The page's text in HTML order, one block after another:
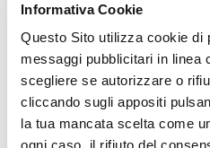
Informativa Cookie
Questo Sito utilizza cookie di
messaggi pubblicitari in linea
scegliere se autorizzare o
cliccando sugli appositi
la tua mancata scelta come
ogni caso, il rifiuto del